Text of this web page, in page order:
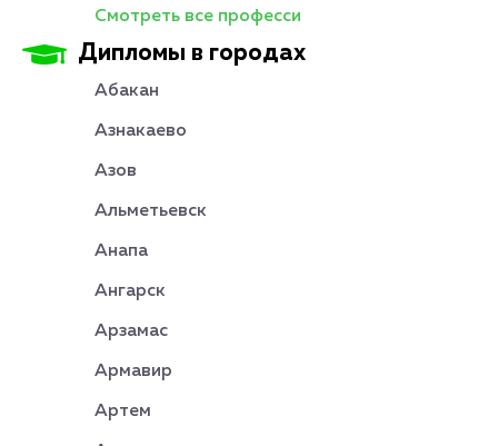
Смотреть все професси
Дипломы в городах
Абакан
Азнакаево
Азов
Альметьевск
Анапа
Ангарск
Арзамас
Армавир
Артем